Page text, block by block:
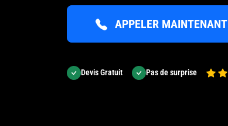
APPELER MAINTENANT
Devis Gratuit Pas de surprise